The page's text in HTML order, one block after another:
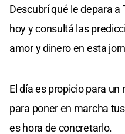
Descubrí qué le depara a
hoy y consultá las
amor y dinero en esta
El día es propicio para
para poner en marcha
es hora de concretarlo.